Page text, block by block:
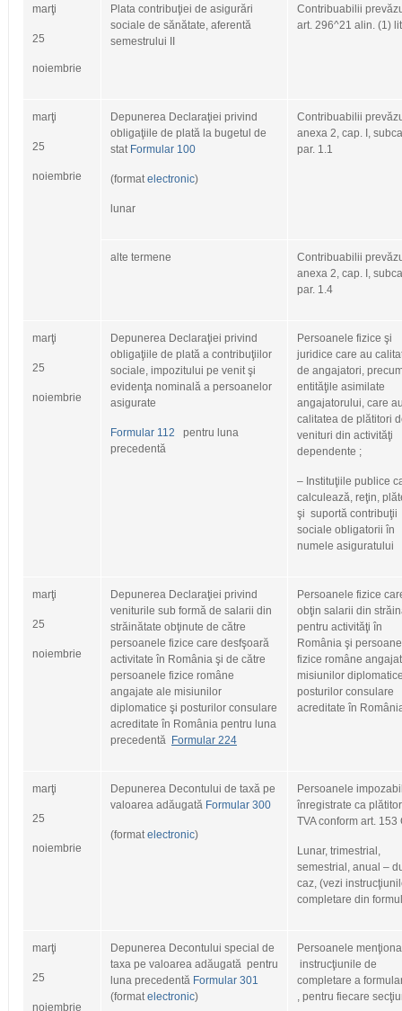
marţi
25
noiembrie
Plata contribuţiei de asigurări
sociale de sănătate, aferentă
semestrului II
Contribuabilii
art. 296^21 alin. (1)
marţi
25
noiembrie
Depunerea Declaraţiei privind
obligaţiile de plată la bugetul de
stat Formular 100
(formatelectronic)
lunar
Contribuabilii
anexa 2, cap. I,
par. 1.1
alte termene
Contribuabilii
anexa 2, cap. I,
par. 1.4
marţi
25
noiembrie
Depunerea Declaraţiei privind
obligaţiile de plată a contribuţiilor
sociale, impozitului pe venit şi
evidenţa nominală a persoanelor
asigurate
Formular 112
pentru luna
precedentă
Persoanele fizice şi
juridice care au
de angajatori,
entităţile asimilate
angajatorului, care
calitatea de plătitori
venituri din activităţi
dependente ;
– Instituţiile publice
calculează, reţin,
şi suportă contribuţii
sociale obligatorii în
numele asiguratului
marţi
25
noiembrie
Depunerea Declaraţiei privind
veniturile sub formă de salarii din
străinătate obţinute de către
persoanele fizice care desfşoară
activitate în România şi de către
persoanele fizice române
angajate ale misiunilor
diplomatice şi posturilor consulare
acreditate în România pentru luna
precedentă Formular 224
Persoanele fizice
obţin salarii din
pentru activităţi în
România şi
fizice române
misiunilor
posturilor consulare
acreditate în
marţi
25
noiembrie
Depunerea Decontului de taxă pe
valoarea adăugată Formular 300
(formatelectronic)
Persoanele
înregistrate ca
TVA conform art. 153
Lunar, trimestrial,
semestrial, anual –
caz, (vezi
completare din
marţi
25
noiembrie
Depunerea Decontului special de
taxa pe valoarea adăugată pentru
luna precedentă Formular 301
(formatelectronic)
Persoanele
instrucţiunile de
completare a
, pentru fiecare